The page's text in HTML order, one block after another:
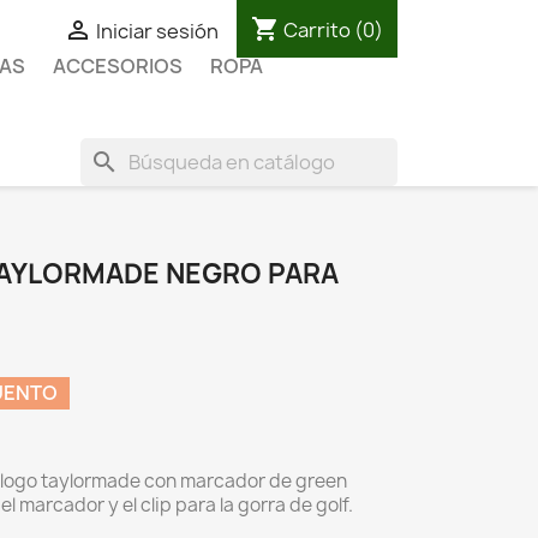
 Iniciar sesión shopping_cart Carrito (0)
ACCESORIOS
ROPA
search
NEGRO PARA
taylormade con marcador de green
marcador y el clip para la gorra de golf.